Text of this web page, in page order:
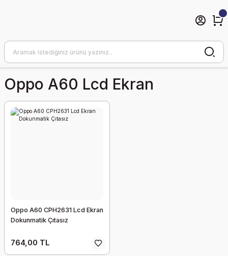
Oppo A60 Lcd Ekran
Oppo A60 CPH2631 Lcd Ekran
Dokunmatik Çıtasız
764,00 TL